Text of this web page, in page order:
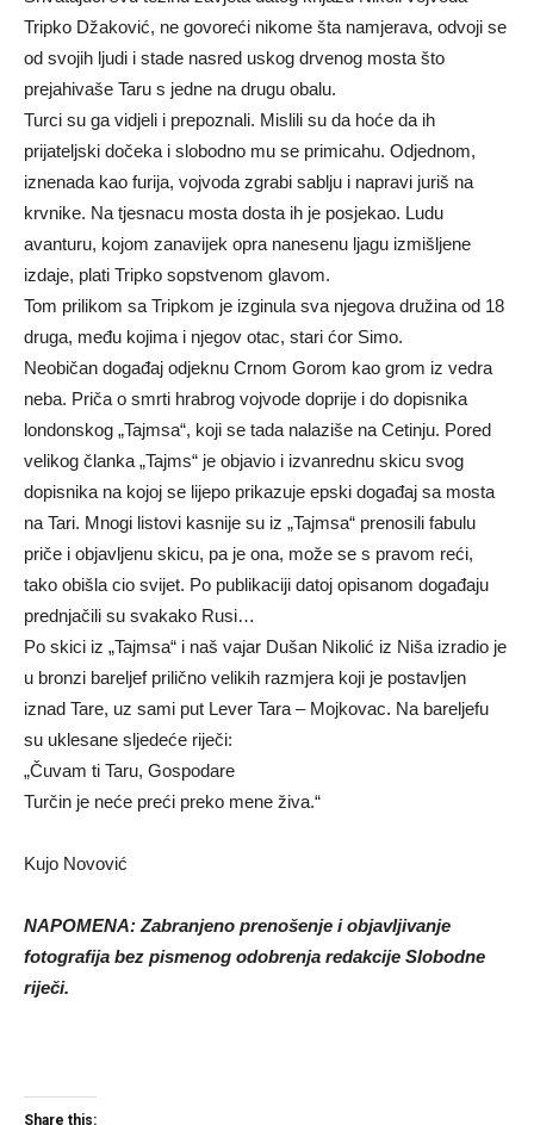
Tripko Džaković, ne govoreći nikome šta namjerava, odvoji se
od svojih ljudi i stade nasred uskog drvenog mosta što
prejahivaše Taru s jedne na drugu obalu.
Turci su ga vidjeli i prepoznali. Mislili su da hoće da ih
prijateljski dočeka i slobodno mu se primicahu. Odjednom,
iznenada kao furija, vojvoda zgrabi sablju i napravi juriš na
krvnike. Na tjesnacu mosta dosta ih je posjekao. Ludu
avanturu, kojom zanavijek opra nanesenu ljagu izmišljene
izdaje, plati Tripko sopstvenom glavom.
Tom prilikom sa Tripkom je izginula sva njegova družina od 18
druga, među kojima i njegov otac, stari ćor Simo.
Neobičan događaj odjeknu Crnom Gorom kao grom iz vedra
neba. Priča o smrti hrabrog vojvode doprije i do dopisnika
londonskog „Tajmsa“, koji se tada nalaziše na Cetinju. Pored
velikog članka „Tajms“ je objavio i izvanrednu skicu svog
dopisnika na kojoj se lijepo prikazuje epski događaj sa mosta
na Tari. Mnogi listovi kasnije su iz „Tajmsa“ prenosili fabulu
priče i objavljenu skicu, pa je ona, može se s pravom reći,
tako obišla cio svijet. Po publikaciji datoj opisanom događaju
prednjačili su svakako Rusi…
Po skici iz „Tajmsa“ i naš vajar Dušan Nikolić iz Niša izradio je
u bronzi bareljef prilično velikih razmjera koji je postavljen
iznad Tare, uz sami put Lever Tara – Mojkovac. Na bareljefu
su uklesane sljedeće riječi:
„Čuvam ti Taru, Gospodare
Turčin je neće preći preko mene živa.“
Kujo Novović
NAPOMENA: Zabranjeno prenošenje i objavljivanje
fotografija bez pismenog odobrenja redakcije Slobodne
riječi.
Share this: